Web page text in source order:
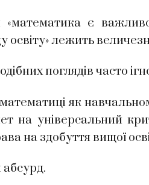
є
лежить
поглядів часто
як
на універсальний
на здобуття вищої
абсурд.